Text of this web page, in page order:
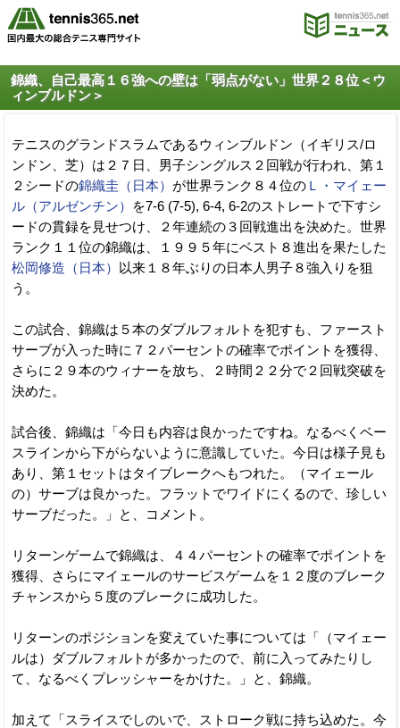
錦織、自己最高１６強への壁は「弱点がない」世界２８位＜ウ
ィンブルドン＞
テニスのグランドスラムであるウィンブルドン（イギリス/ロ
ンドン、芝）は２７日、男子シングルス２回戦が行われ、第１
２シードの錦織圭（日本） が世界ランク８４位の Ｌ・マイェー
ル（アルゼンチン）
を7-6 (7-5), 6-4, 6-2のストレートで下すシ
ードの貫録を見せつけ、２年連続の３回戦進出を決めた。世界
ランク１１位の錦織は、１９９５年にベスト８進出を果たした
松岡修造（日本）
以来１８年ぶりの日本人男子８強入りを狙
う。
この試合、錦織は５本のダブルフォルトを犯すも、ファースト
サーブが入った時に７２パーセントの確率でポイントを獲得、
さらに２９本のウィナーを放ち、２時間２２分で２回戦突破を
決めた。
試合後、錦織は「今日も内容は良かったですね。なるべくベー
スラインから下がらないように意識していた。今日は様子見も
あり、第１セットはタイブレークへもつれた。（マイェール
の）サーブは良かった。フラットでワイドにくるので、珍しい
サーブだった。」と、コメント。
リターンゲームで錦織は、４４パーセントの確率でポイントを
獲得、さらにマイェールのサービスゲームを１２度のブレーク
チャンスから５度のブレークに成功した。
リターンのポジションを変えていた事については「（マイェー
ルは）ダブルフォルトが多かったので、前に入ってみたりし
て、なるべくプレッシャーをかけた。」と、錦織。
加えて「スライスでしのいで、ストローク戦に持ち込めた。今